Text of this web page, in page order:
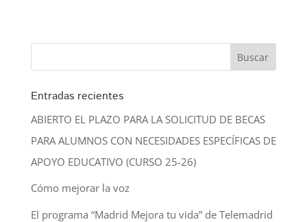
Entradas recientes
ABIERTO EL PLAZO PARA LA SOLICITUD DE BECAS
PARA ALUMNOS CON NECESIDADES ESPECÍFICAS DE
APOYO EDUCATIVO (CURSO 25-26)
Cómo mejorar la voz
El programa “Madrid Mejora tu vida” de Telemadrid